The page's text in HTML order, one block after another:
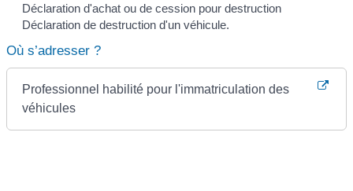
Déclaration d'achat ou de cession pour destruction
Déclaration de destruction d'un véhicule.
Où s’adresser ?
Professionnel habilité pour l'immatriculation des
véhicules